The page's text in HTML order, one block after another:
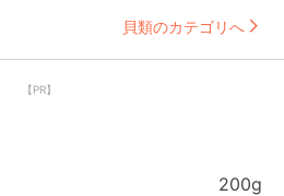
貝類のカテゴリへ
【PR】
200g